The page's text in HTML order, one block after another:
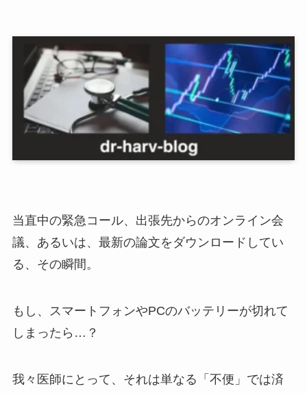
当直中の緊急コール、出張先からのオンライン会
議、あるいは、最新の論文をダウンロードしてい
る、その瞬間。
もし、スマートフォンやPCのバッテリーが切れて
しまったら…？
我々医師にとって、それは単なる「不便」では済